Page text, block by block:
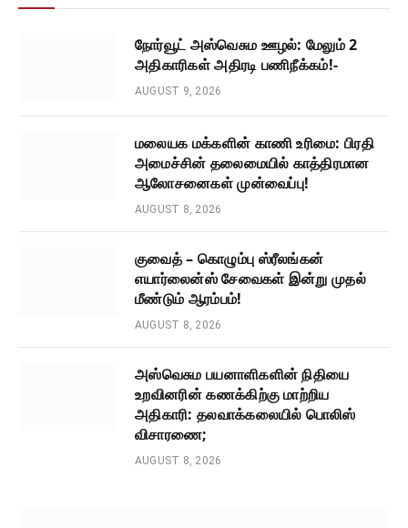
நோர்வூட் அஸ்வெசும ஊழல்: மேலும் 2
அதிகாரிகள் அதிரடி பணிநீக்கம்!-
AUGUST 9, 2026
மலையக மக்களின் காணி உரிமை: பிரதி
அமைச்சின் தலைமையில் காத்திரமான
ஆலோசனைகள் முன்வைப்பு!
AUGUST 8, 2026
குவைத் – கொழும்பு ஸ்ரீலங்கன்
எயார்லைன்ஸ் சேவைகள் இன்று முதல்
மீண்டும் ஆரம்பம்!
AUGUST 8, 2026
அஸ்வெசும பயனாளிகளின் நிதியை
உறவினரின் கணக்கிற்கு மாற்றிய
அதிகாரி: தலவாக்கலையில் பொலிஸ்
விசாரணை;
AUGUST 8, 2026